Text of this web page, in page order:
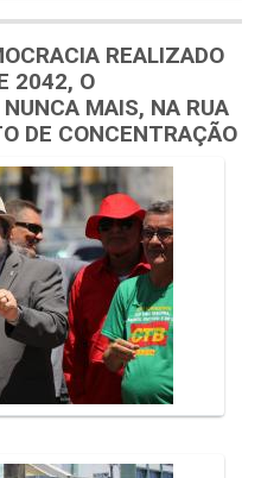
REALIZADO
2042, O
MAIS, NA RUA
DE CONCENTRAÇÃO